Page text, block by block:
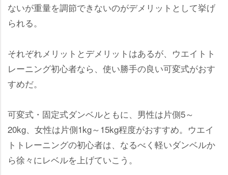
ないが重量を調節できないのがデメリットとして挙げ
られる。
それぞれメリットとデメリットはあるが、ウエイトト
レーニング初心者なら、使い勝手の良い可変式がおす
すめだ。
可変式・固定式ダンベルともに、男性は片側5～
20kg、女性は片側1kg～15kg程度がおすすめ。ウエイ
トトレーニングの初心者は、なるべく軽いダンベルか
ら徐々にレベルを上げていこう。